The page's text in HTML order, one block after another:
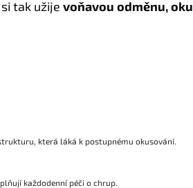
tak užije voňavou odměnu,
která láká k postupnému okusování.
každodenní péči o chrup.